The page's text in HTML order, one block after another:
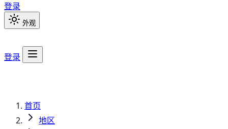
登录
外观
登录
首页
地区